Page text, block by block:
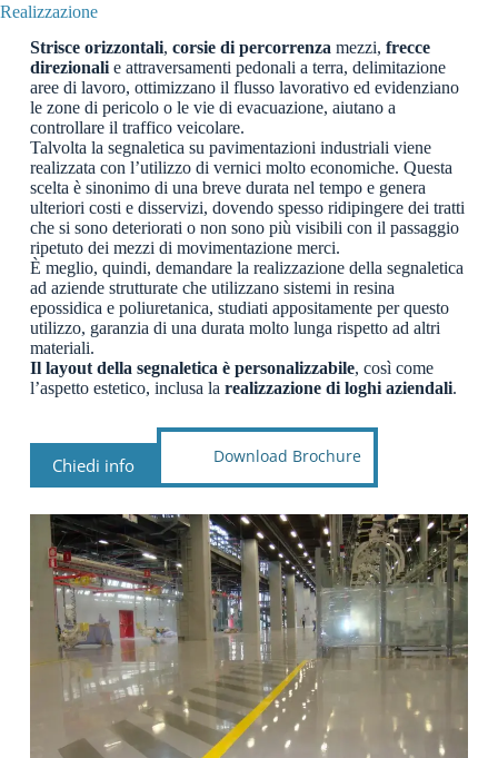
Realizzazione
Strisce orizzontali, corsie di percorrenza mezzi, frecce
direzionalie attraversamenti pedonali a terra, delimitazione
aree di lavoro, ottimizzano il flusso lavorativo ed evidenziano
le zone di pericolo o le vie di evacuazione, aiutano a
controllare il traffico veicolare.
Talvolta la segnaletica su pavimentazioni industriali viene
realizzata con l’utilizzo di vernici molto economiche. Questa
scelta è sinonimo di una breve durata nel tempo e genera
ulteriori costi e disservizi, dovendo spesso ridipingere dei tratti
che si sono deteriorati o non sono più visibili con il passaggio
ripetuto dei mezzi di movimentazione merci.
È meglio, quindi, demandare la realizzazione della segnaletica
ad aziende strutturate che utilizzano sistemi in resina
epossidica e poliuretanica, studiati appositamente per questo
utilizzo, garanzia di una durata molto lunga rispetto ad altri
materiali.
Il layout della segnaletica è personalizzabile, così come
l’aspetto estetico, inclusa la realizzazione di loghi aziendali.
Chiedi info Download Brochure